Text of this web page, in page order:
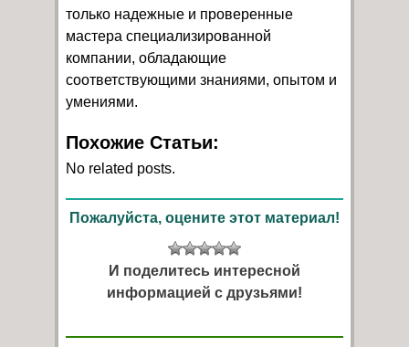
только надежные и проверенные
мастера специализированной
компании, обладающие
соответствующими знаниями, опытом и
умениями.
Похожие Статьи:
No related posts.
Пожалуйста, оцените этот материал!
И поделитесь интересной
информацией с друзьями!